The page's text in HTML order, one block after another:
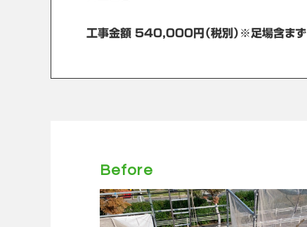
工事金額 540,000円（税別）※足場含まず
Before